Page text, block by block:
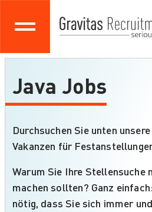
Java Jobs
Durchsuchen Sie unten
Vakanzen für
Warum Sie Ihre Stellensuche
machen sollten? Ganz
nötig, dass Sie sich immer